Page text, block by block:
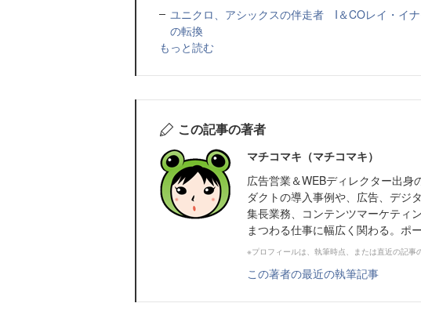
ユニクロ、アシックスの伴走者 I＆COレイ・イ
の転換
もっと読む
この記事の著者
マチコマキ（マチコマキ）
広告営業＆WEBディレクター出身
ダクトの導入事例や、広告、デジ
集長業務、コンテンツマーケティ
まつわる仕事に幅広く関わる。ポ
※プロフィールは、執筆時点、または直近の記事
この著者の最近の執筆記事